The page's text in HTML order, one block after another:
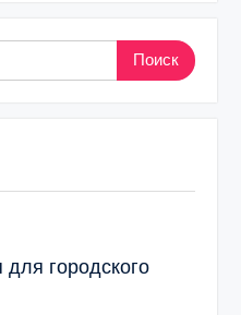
для городского